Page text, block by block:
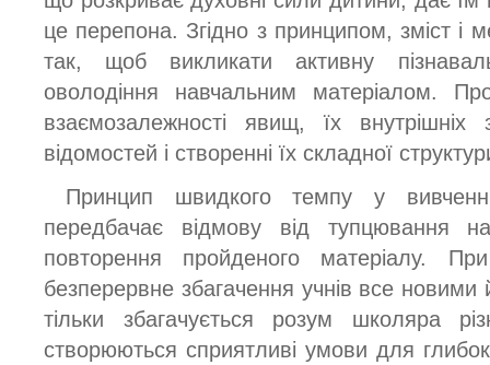
це перепона. Згідно з принципом, зміст і
так, щоб викликати активну
оволодіння навчальним матеріалом.
взаємозалежності явищ, їх внутрішніх
відомостей і створенні їх складної
Принцип швидкого темпу у
передбачає відмову від тупцювання
повторення пройденого матеріалу.
безперервне збагачення учнів все
тільки збагачується розум школяра
створюються сприятливі умови для